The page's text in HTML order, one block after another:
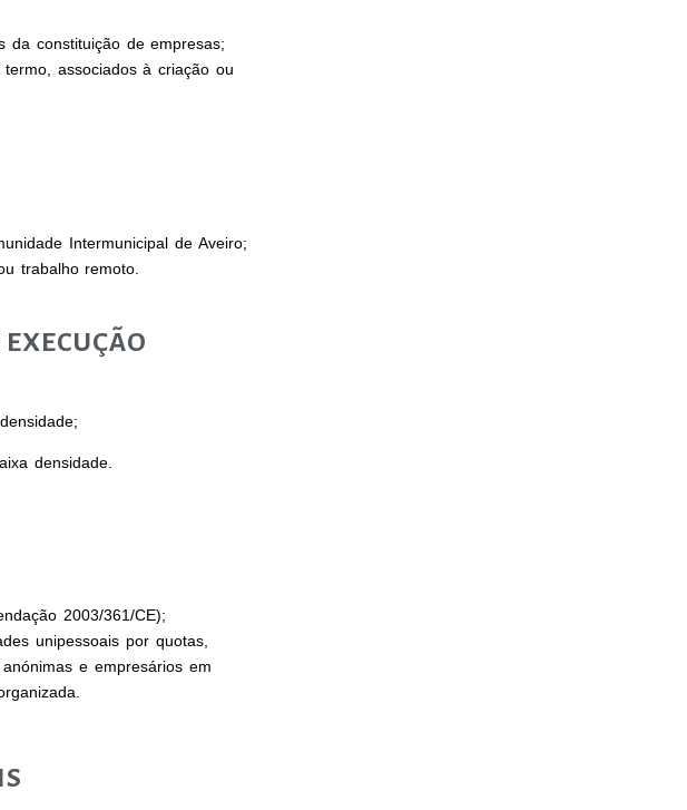
da constituição de empresas;
associados à criação ou
Intermunicipal de Aveiro;
trabalho remoto.
densidade.
2003/361/CE);
unipessoais por quotas,
e empresários em